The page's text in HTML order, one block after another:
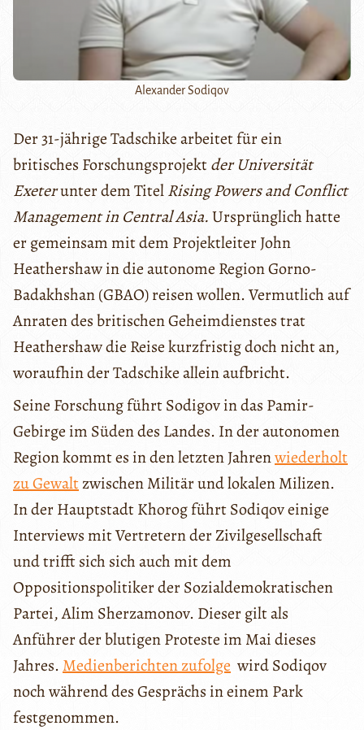
Alexander Sodiqov
Der 31-jährige Tadschike arbeitet für ein
britisches Forschungsprojektder Universität
Exeterunter dem TitelRising Powers and Conflict
Management in Central Asia.Ursprünglich hatte
er gemeinsam mit dem Projektleiter John
Heathershaw in die autonome Region Gorno-
Badakhshan (GBAO) reisen wollen. Vermutlich auf
Anraten des britischen Geheimdienstes trat
Heathershaw die Reise kurzfristig doch nicht an,
woraufhin der Tadschike allein aufbricht.
Seine Forschung führt Sodigov in das Pamir-
Gebirge im Süden des Landes. In der autonomen
Region kommt es in den letzten Jahrenwiederholt
zu Gewaltzwischen Militär und lokalen Milizen.
In der Hauptstadt Khorog führt Sodiqov einige
Interviews mit Vertretern der Zivilgesellschaft
und trifft sich sich auch mit dem
Oppositionspolitiker der Sozialdemokratischen
Partei, Alim Sherzamonov. Dieser gilt als
Anführer der blutigen Proteste im Mai dieses
Jahres. Medienberichten zufolge wird Sodiqov
noch während des Gesprächs in einem Park
festgenommen.